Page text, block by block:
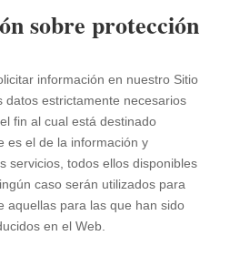
sobre protección
información en nuestro Sitio
datos estrictamente necesarios
fin al cual está destinado
es el de la información y
servicios, todos ellos disponibles
caso serán utilizados para
aquellas para las que han sido
en el Web.